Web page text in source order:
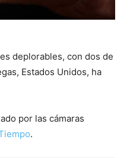
deplorables, con dos de
Estados Unidos, ha
por las cámaras
.